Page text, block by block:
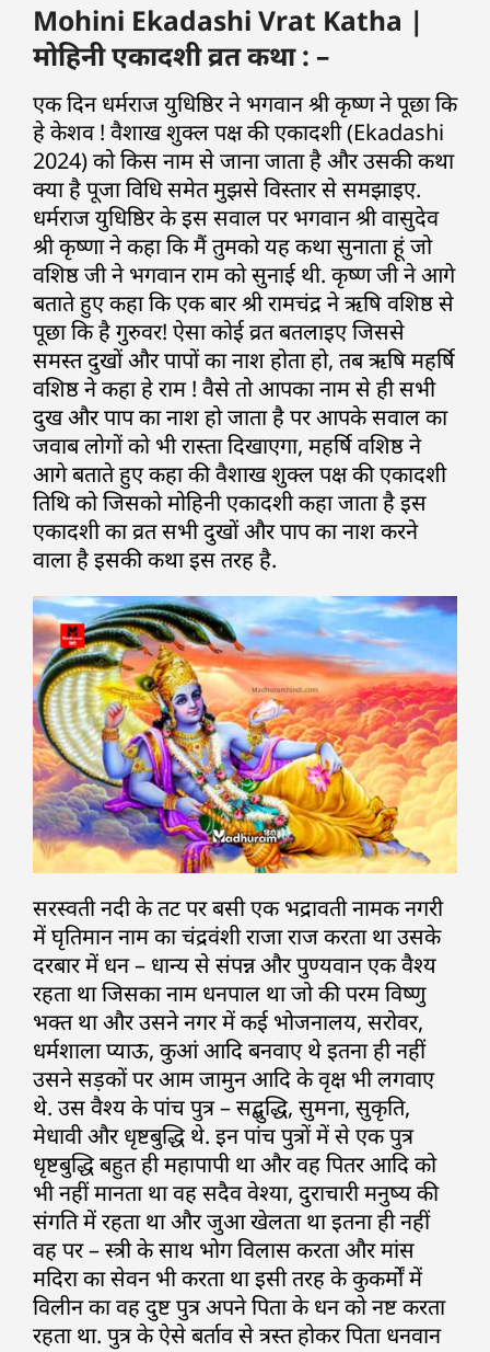
Mohini Ekadashi Vrat Katha |
मोहिनी एकादशी व्रत कथा : –
एक दिन धर्मराज युधिष्ठिर ने भगवान श्री कृष्ण ने पूछा कि
हे केशव ! वैशाख शुक्ल पक्ष की एकादशी (Ekadashi
2024) को किस नाम से जाना जाता है और उसकी कथा
क्या है पूजा विधि समेत मुझसे विस्तार से समझाइए.
धर्मराज युधिष्ठिर के इस सवाल पर भगवान श्री वासुदेव
श्री कृष्णा ने कहा कि मैं तुमको यह कथा सुनाता हूं जो
वशिष्ठ जी ने भगवान राम को सुनाई थी. कृष्ण जी ने आगे
बताते हुए कहा कि एक बार श्री रामचंद्र ने ऋषि वशिष्ठ से
पूछा कि है गुरुवर! ऐसा कोई व्रत बतलाइए जिससे
समस्त दुखों और पापों का नाश होता हो, तब ऋषि महर्षि
वशिष्ठ ने कहा हे राम ! वैसे तो आपका नाम से ही सभी
दुख और पाप का नाश हो जाता है पर आपके सवाल का
जवाब लोगों को भी रास्ता दिखाएगा, महर्षि वशिष्ठ ने
आगे बताते हुए कहा की वैशाख शुक्ल पक्ष की एकादशी
तिथि को जिसको मोहिनी एकादशी कहा जाता है इस
एकादशी का व्रत सभी दुखों और पाप का नाश करने
वाला है इसकी कथा इस तरह है.
सरस्वती नदी के तट पर बसी एक भद्रावती नामक नगरी
में घृतिमान नाम का चंद्रवंशी राजा राज करता था उसके
दरबार में धन – धान्य से संपन्न और पुण्यवान एक वैश्य
रहता था जिसका नाम धनपाल था जो की परम विष्णु
भक्त था और उसने नगर में कई भोजनालय, सरोवर,
धर्मशाला प्याऊ, कुआं आदि बनवाए थे इतना ही नहीं
उसने सड़कों पर आम जामुन आदि के वृक्ष भी लगवाए
थे. उस वैश्य के पांच पुत्र – सद्बुद्धि, सुमना, सुकृति,
मेधावी और धृष्टबुद्धि थे. इन पांच पुत्रों में से एक पुत्र
धृष्टबुद्धि बहुत ही महापापी था और वह पितर आदि को
भी नहीं मानता था वह सदैव वेश्या, दुराचारी मनुष्य की
संगति में रहता था और जुआ खेलता था इतना ही नहीं
वह पर – स्त्री के साथ भोग विलास करता और मांस
मदिरा का सेवन भी करता था इसी तरह के कुकर्मों में
विलीन का वह दुष्ट पुत्र अपने पिता के धन को नष्ट करता
रहता था. पुत्र के ऐसे बर्ताव से त्रस्त होकर पिता धनवान